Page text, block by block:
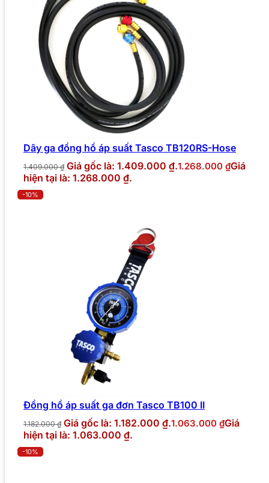
Dây ga đồng hồ áp suất Tasco TB120RS-Hose
1.409.000₫ Giá gốc là: 1.409.000 ₫.1.268.000 ₫Giá
hiện tại là: 1.268.000 ₫.
-10%
Đồng hồ áp suất ga đơn Tasco TB100 II
1.182.000₫ Giá gốc là: 1.182.000 ₫.1.063.000 ₫Giá
hiện tại là: 1.063.000 ₫.
-10%